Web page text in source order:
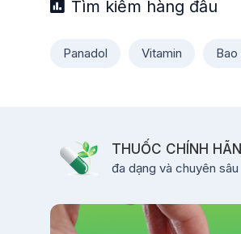
Tìm kiếm hàng đầu
Panadol Vitamin
THUỐC CHÍNH
đa dạng và chuyên sâu